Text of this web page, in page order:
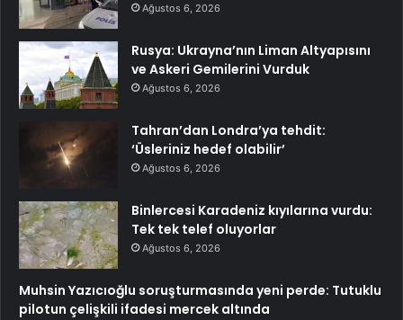
Ağustos 6, 2026
Rusya: Ukrayna’nın Liman Altyapısını
ve Askeri Gemilerini Vurduk
Ağustos 6, 2026
Tahran’dan Londra’ya tehdit:
‘Üsleriniz hedef olabilir’
Ağustos 6, 2026
Binlercesi Karadeniz kıyılarına vurdu:
Tek tek telef oluyorlar
Ağustos 6, 2026
Muhsin Yazıcıoğlu soruşturmasında yeni perde: Tutuklu
pilotun çelişkili ifadesi mercek altında